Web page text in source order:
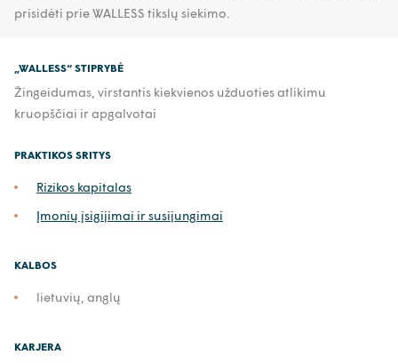
prisidėti prie WALLESS tikslų siekimo.
„WALLESS“ STIPRYBĖ
Žingeidumas, virstantis kiekvienos užduoties atlikimu
kruopščiai ir apgalvotai
PRAKTIKOS SRITYS
Rizikos kapitalas
Įmonių įsigijimai ir susijungimai
KALBOS
lietuvių, anglų
KARJERA